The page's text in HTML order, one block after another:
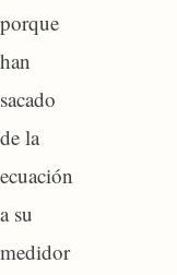
porque
han
sacado
de la
ecuación
a su
medidor